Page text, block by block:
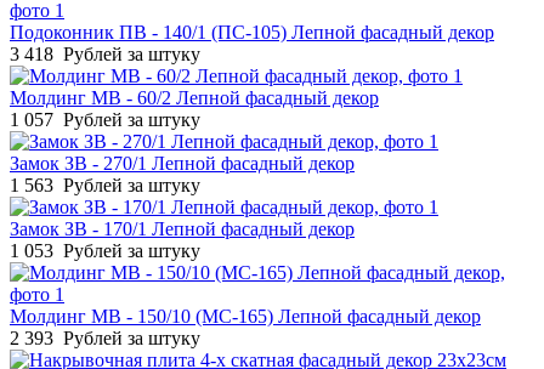
Подоконник ПВ - 140/1 (ПС-105) Лепной фасадный декор
3 418 Рублей за штуку
Молдинг МВ - 60/2 Лепной фасадный декор
1 057 Рублей за штуку
Замок ЗВ - 270/1 Лепной фасадный декор
1 563 Рублей за штуку
Замок ЗВ - 170/1 Лепной фасадный декор
1 053 Рублей за штуку
Молдинг МВ - 150/10 (МС-165) Лепной фасадный декор
2 393 Рублей за штуку